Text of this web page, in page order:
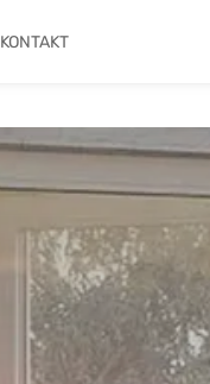
KONTAKT